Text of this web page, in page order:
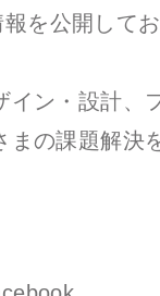
を公開して
イン・設計、
まの課題解決